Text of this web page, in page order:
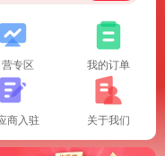
营专区 我的订单
商入驻 关于我们